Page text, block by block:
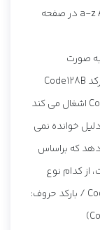
محدود کردن کارکترهای بارکد به 0-9 a-z A-Z در صفحه
صورت
Code128C یا Code128B (به علت اینکه بارکد Code128B
طول خیلی خیلی بیشتری از بارکد Code128C اشغال می کند
خوانده نمی
که براساس
از کدام نوع
بارکد استفاده نماید. / بارکد عدد: Code128C / بارکد حروف: